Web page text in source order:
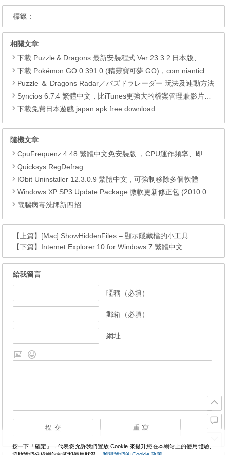
標籤：
相關文章
下載 Puzzle & Dragons 最新安裝程式 Ver 23.3.2 日本版、港台版… (PAD Radar) (.apk) (.xapk)
下載 Pokémon GO 0.391.0 (精靈寶可夢 GO)，com.nianticlabs.pokemongo (.apk) (.xapk)
Puzzle ＆ Dragons Radar／パズドラレーダー 玩法及連動方法
Syncios 6.7.4 繁體中文，比iTunes更強大的檔案管理兼影片轉檔工具
下載免費日本遊戲 japan apk free download
隨機文章
CpuFrequenz 4.48 繁體中文免安裝版 ，CPU運作頻率、即時負載檢測軟體
Quicksys RegDefrag
IObit Uninstaller 12.3.0.9 繁體中文，可強制移除多個軟體
Windows XP SP3 Update Package 微軟更新修正包 (2010.07月份)
電腦病毒洗牌新四招
【上篇】 [Mac] ShowHiddenFiles – 顯示隱藏檔的小工具
【下篇】 Internet Explorer 10 for Windows 7 繁體中文
給我留言
暱稱（必填）
郵箱（必填）
網址
按一下「確定」，代表您允許我們置放 Cookie 來提升您在本網站上的使用體驗、